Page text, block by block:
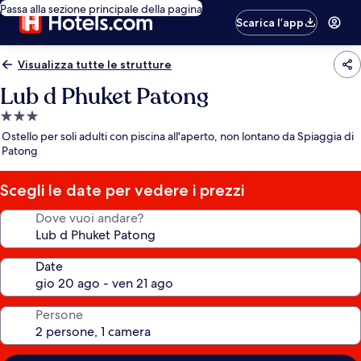
Passa alla sezione principale della pagina
Scarica l’app
Visualizza tutte le strutture
Lub d Phuket Patong
Struttura
a
3.0
stelle
Ostello per soli adulti con piscina all'aperto, non lontano da Spiaggia di
Patong
Scegli le date per vedere i prezzi
Dove vuoi andare?
Date
Persone